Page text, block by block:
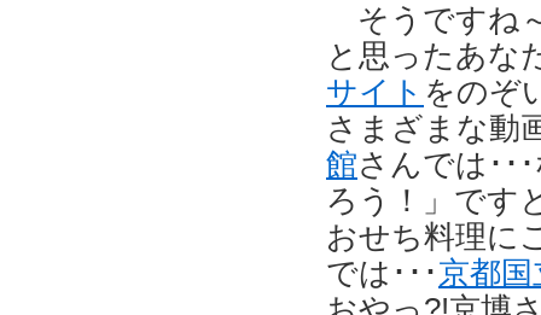
そうですね
と思ったあな
サイト をのぞ
さまざまな動
館さんでは･･
ろう！」です
おせち料理に
では･･･京都